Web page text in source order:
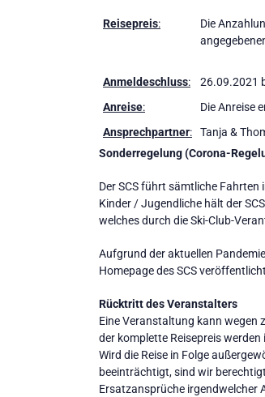
Reisepreis:
Die
Anmeldeschluss:
26.09.2021
Anreise:
Die Anreise
Ansprechpartner: Tanja &
Sonderregelung (Corona-
Der SCS führt sämtliche
Kinder / Jugendliche hält der
welches durch die Ski-Club-
Aufgrund der aktuellen
Homepage des SCS
Rücktritt des Veranstalters
Eine Veranstaltung kann wegen
der komplette Reisepreis
Wird die Reise in Folge
beeinträchtigt, sind wir
Ersatzansprüche irgendwelcher